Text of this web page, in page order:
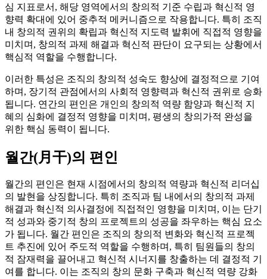
심 지표로서, 해당 영역에서의 창의적 기준 수립과 혁신적 영
향력 확대에 있어 중추적 메커니즘으로 작용합니다. 특히 조직
내 창의적 권위의 확립과 혁신적 지도력 발휘에 직접적 영향을
미치며, 창의적 과제 해결과 혁신적 판단이 요구되는 상황에서
핵심적 역할을 수행합니다.
이러한 특성은 조직의 창의적 성숙도 향상에 결정적으로 기여
하며, 장기적 관점에서의 사회적 영향력과 혁신적 권위로 승화
됩니다. 연간의 편인은 개인의 창의적 역량 함양과 혁신적 지
혜의 심화에 결정적 영향을 미치며, 평생의 창의가적 완성을
위한 핵심 동력이 됩니다.
월간(月干)의 편인
월간의 편인은 현재 시점에서의 창의적 역량과 혁신적 리더십
의 발현을 상징합니다. 특히 조직과 팀 내에서의 창의적 과제
해결과 혁신적 의사결정에 직접적인 영향을 미치며, 이는 단기
적 성과와 중기적 창의 프로젝트의 성공을 좌우하는 핵심 요소
가 됩니다. 월간 편인은 조직의 창의적 변화와 혁신적 프로젝
트 추진에 있어 주도적 역할을 수행하며, 특히 팀원들의 창의
적 잠재력을 끌어내고 혁신적 시너지를 창출하는 데 결정적 기
여를 합니다. 이는 조직의 창의 문화 구축과 혁신적 역량 강화